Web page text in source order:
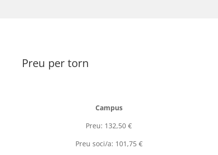
Preu per torn
Campus
Preu: 132,50 €
Preu soci/a: 101,75 €